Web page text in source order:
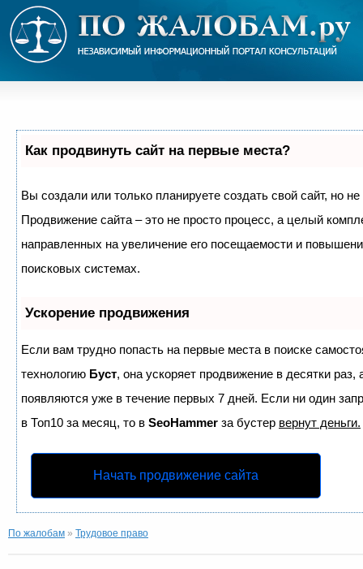
Как продвинуть сайт на первые места?
Вы создали или только планируете создать свой сайт, но не
Продвижение сайта – это не просто процесс, а целый
направленных на увеличение его посещаемости и
поисковых системах.
Ускорение продвижения
Если вам трудно попасть на первые места в поиске
технологию Буст, она ускоряет продвижение в десятки раз,
появляются уже в течение первых 7 дней. Если ни один
в Топ10 за месяц, то в SeoHammer за бустер вернут деньги.
Начать продвижение сайта
По жалобам » Трудовое право